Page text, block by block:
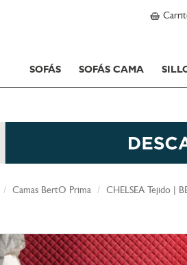
SOFÁS SOFÁS CAMA
Camas BertO Prima CHELSEA Tejido |